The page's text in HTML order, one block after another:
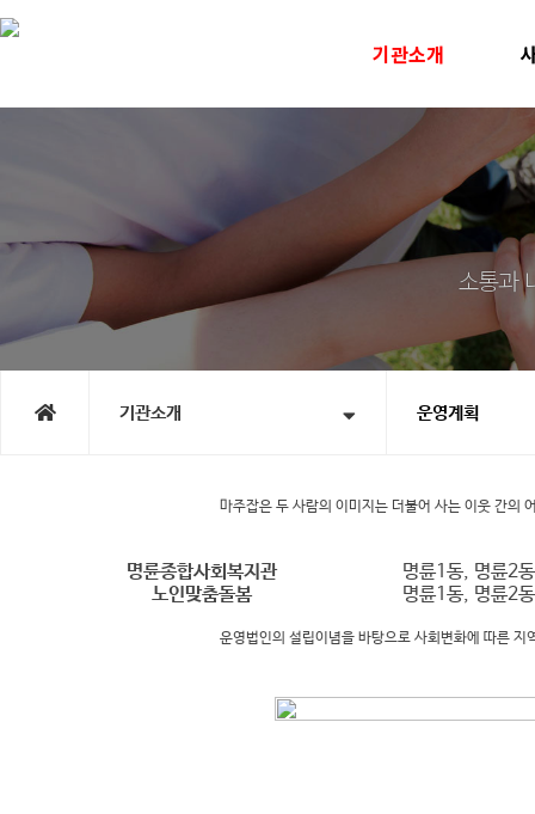
기관소개
운영계획
윤리선언
연혁
미
지
노인
청소
기관소개 운영계획
마주잡은 두 사람의 이미지는 더불어 사는 이웃 간의
명륜종합사회복지관
명륜1동, 명륜2
노인맞춤돌봄
명륜1동, 명륜2
운영법인의 설립이념을 바탕으로 사회변화에 따른